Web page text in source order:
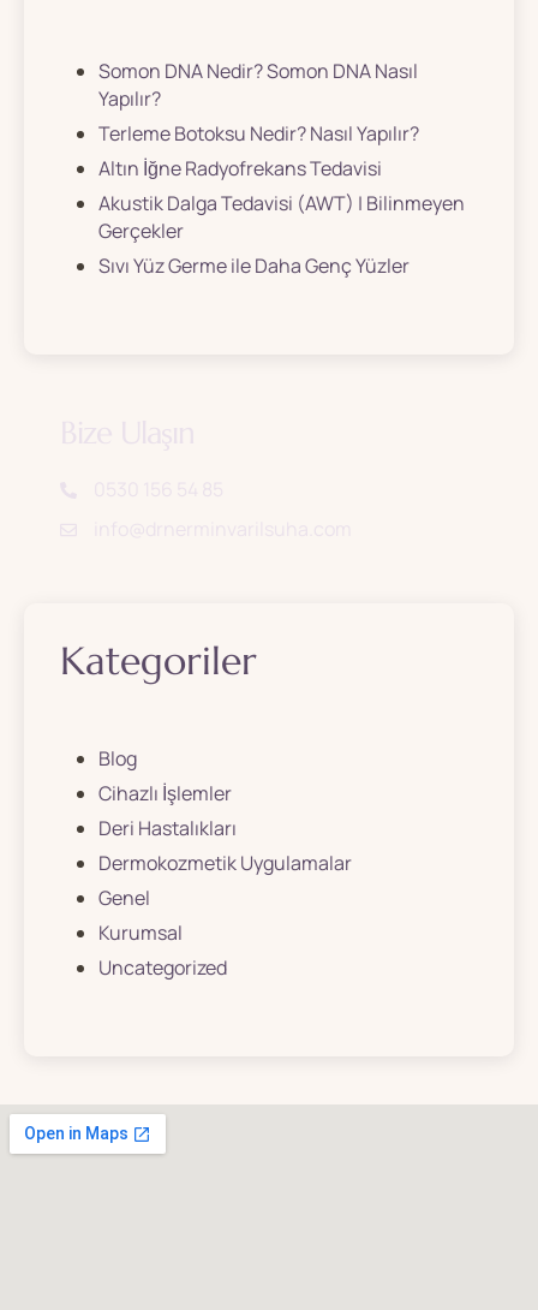
Somon DNA Nedir? Somon DNA Nasıl
Yapılır?
Terleme Botoksu Nedir? Nasıl Yapılır?
Altın İğne Radyofrekans Tedavisi
Akustik Dalga Tedavisi (AWT) | Bilinmeyen
Gerçekler
Sıvı Yüz Germe ile Daha Genç Yüzler
Kategoriler
Blog
Cihazlı İşlemler
Deri Hastalıkları
Dermokozmetik Uygulamalar
Genel
Kurumsal
Uncategorized